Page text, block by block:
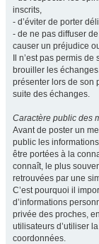
inscrits,
- d’éviter de porter
- de ne pas diffuser
causer un préjudice
Il n’est pas permis
brouiller les
présenter lors de son
suite des échanges.
Caractère public des
Avant de poster un
public les
être portées à la
connaît, le plus
retrouvées par une
C’est pourquoi il
d’informations
privée des proches,
utilisateurs d’utiliser
coordonnées.